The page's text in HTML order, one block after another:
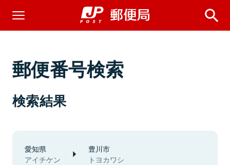
郵便番号検索
検索結果
愛知県
アイチケン
豊川市
トヨカワシ